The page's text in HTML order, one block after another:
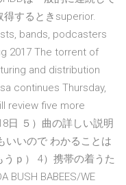
するときsuperior.
bands, podcasters
2017 The torrent of
and distribution
continues Thursday,
review five more
日 ５）曲の詳しい説明
いいので わかることは
ｐ） 4）携帯の着うた
BUSH BABEES/WE